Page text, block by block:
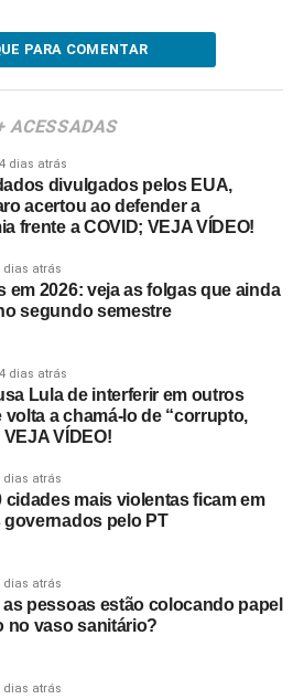
PARA COMENTAR
ACESSADAS
4 dias atrás
divulgados pelos EUA,
acertou ao defender a
frente a COVID; VEJA VÍDEO!
dias atrás
em 2026: veja as folgas que ainda
segundo semestre
4 dias atrás
Lula de interferir em outros
volta a chamá-lo de “corrupto,
VEJA VÍDEO!
dias atrás
cidades mais violentas ficam em
governados pelo PT
dias atrás
as pessoas estão colocando papel
no vaso sanitário?
dias atrás